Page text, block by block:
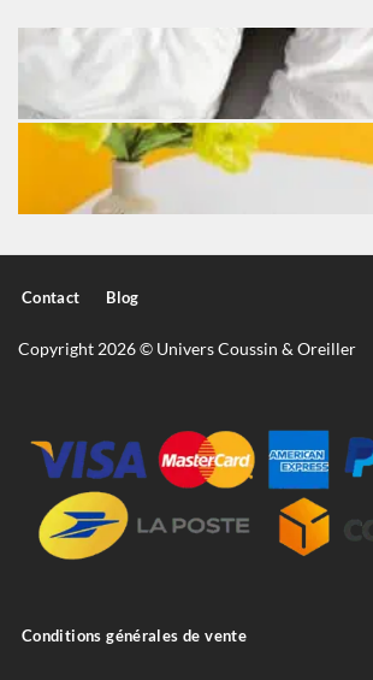
Contact Blog
Copyright 2026 © Univers Coussin & Oreiller
Conditions générales de vente